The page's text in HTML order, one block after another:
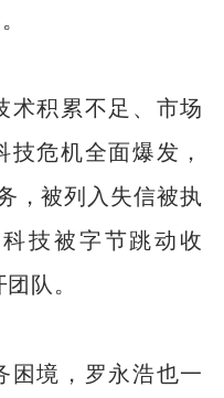
术积累不足、市场
危机全面爆发，
，被列入失信被执
技被字节跳动收
队。
困境，罗永浩也一